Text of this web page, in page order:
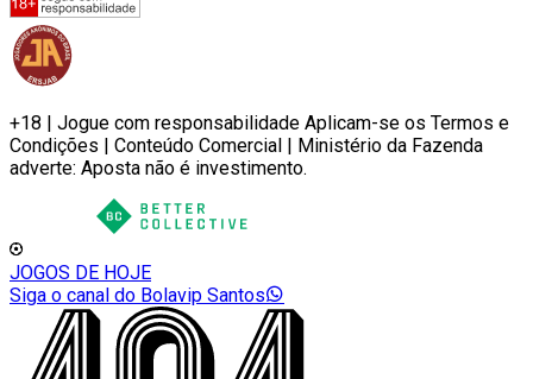
+18 | Jogue com responsabilidade Aplicam-se os Termos e
Condições | Conteúdo Comercial | Ministério da Fazenda
adverte: Aposta não é investimento.
JOGOS DE HOJE
Siga o canal do Bolavip Santos